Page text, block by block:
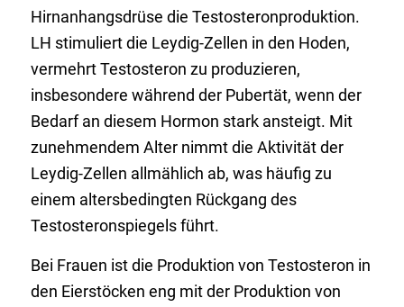
Hirnanhangsdrüse die Testosteronproduktion.
LH stimuliert die Leydig-Zellen in den Hoden,
vermehrt Testosteron zu produzieren,
insbesondere während der Pubertät, wenn der
Bedarf an diesem Hormon stark ansteigt. Mit
zunehmendem Alter nimmt die Aktivität der
Leydig-Zellen allmählich ab, was häufig zu
einem altersbedingten Rückgang des
Testosteronspiegels führt.
Bei Frauen ist die Produktion von Testosteron in
den Eierstöcken eng mit der Produktion von